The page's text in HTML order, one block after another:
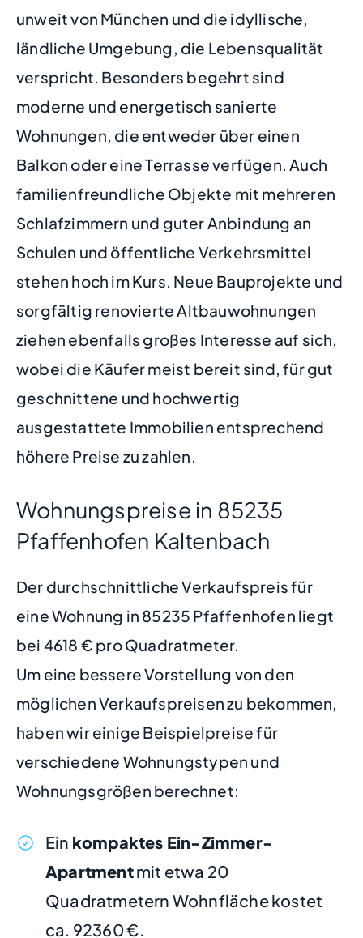
unweit von München und die idyllische,
ländliche Umgebung, die Lebensqualität
verspricht. Besonders begehrt sind
moderne und energetisch sanierte
Wohnungen, die entweder über einen
Balkon oder eine Terrasse verfügen. Auch
familienfreundliche Objekte mit mehreren
Schlafzimmern und guter Anbindung an
Schulen und öffentliche Verkehrsmittel
stehen hoch im Kurs. Neue Bauprojekte und
sorgfältig renovierte Altbauwohnungen
ziehen ebenfalls großes Interesse auf sich,
wobei die Käufer meist bereit sind, für gut
geschnittene und hochwertig
ausgestattete Immobilien entsprechend
höhere Preise zu zahlen.
Wohnungspreise in 85235
Pfaffenhofen Kaltenbach
Der durchschnittliche Verkaufspreis für
eine Wohnung in 85235 Pfaffenhofen liegt
bei 4618 € pro Quadratmeter.
Um eine bessere Vorstellung von den
möglichen Verkaufspreisen zu bekommen,
haben wir einige Beispielpreise für
verschiedene Wohnungstypen und
Wohnungsgrößen berechnet:
Ein kompaktes Ein-Zimmer-
Apartmentmit etwa 20
Quadratmetern Wohnfläche kostet
ca. 92360 €.